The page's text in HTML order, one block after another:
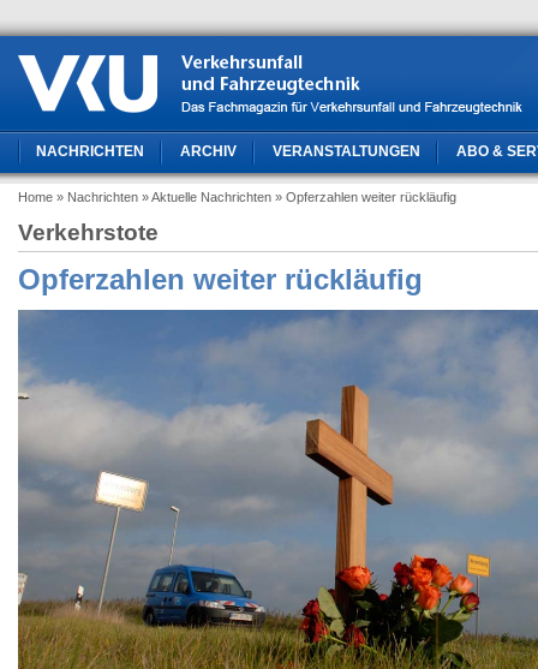
NACHRICHTEN ARCHIV VERANSTALTUNGEN ABO &
Home » Nachrichten » Aktuelle Nachrichten » Opferzahlen weiter rückläufig
Verkehrstote
Opferzahlen weiter rückläufig